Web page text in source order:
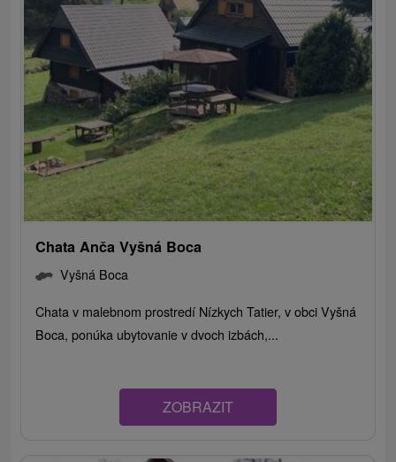
Chata Anča Vyšná Boca
Vyšná Boca
Chata v malebnom prostredí Nízkych Tatier, v obci Vyšná
Boca, ponúka ubytovanie v dvoch izbách,...
ZOBRAZIT